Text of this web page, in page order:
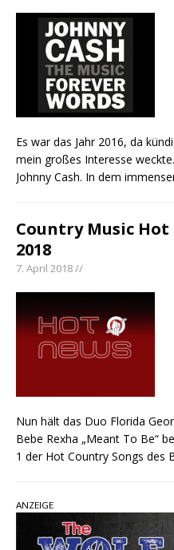
Es war das Jahr 2016, da
mein großes Interesse
Johnny Cash. In dem
Country Music Hot
2018
7. April 2018 //
Nun hält das Duo Florida
Bebe Rexha „Meant To Be“
1 der Hot Country Songs des
ANZEIGE